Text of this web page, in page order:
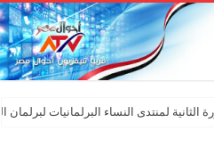
لمنتدى النساء البرلمانيات لبرلمان